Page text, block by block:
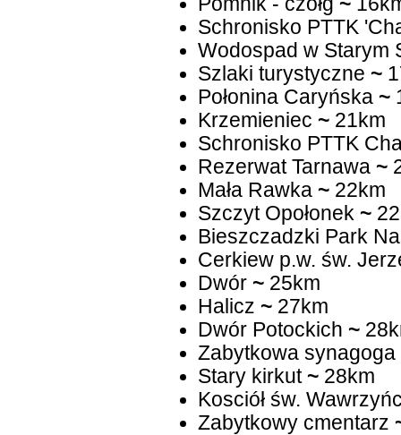
Schronisko PTTK
Wodospad w Starym
Szlaki turystyczne ~
Połonina Caryńska ~
Krzemieniec ~21km
Schronisko PTTK
Rezerwat Tarnawa ~
Mała Rawka ~22km
Szczyt Opołonek ~
Bieszczadzki Park
Cerkiew p.w. św.
Dwór ~25km
Halicz ~27km
Dwór Potockich ~
Zabytkowa synagoga
Stary kirkut ~28km
Kosciół św.
Zabytkowy cmentarz